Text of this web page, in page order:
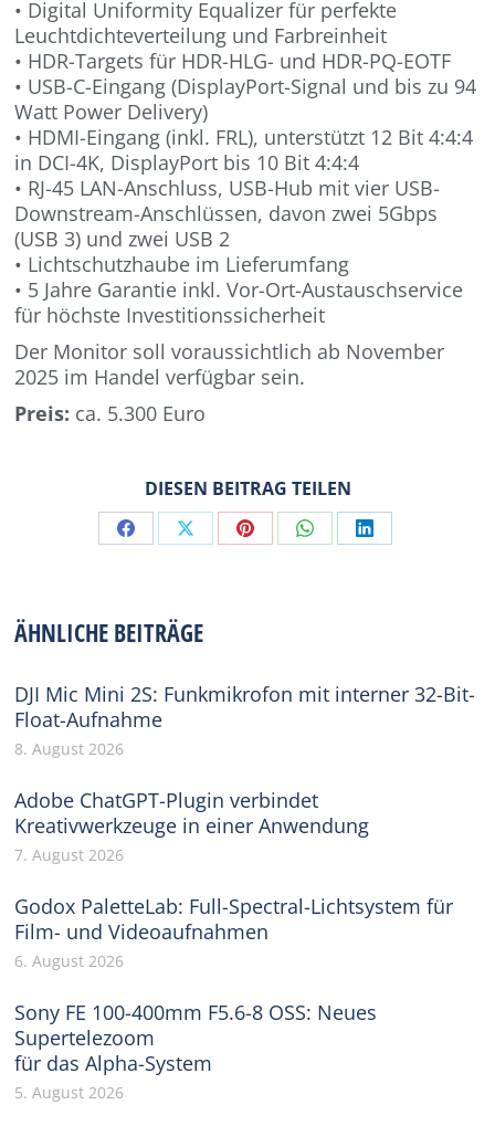
• Digital Uniformity Equalizer für perfekte
Leuchtdichteverteilung und Farbreinheit
• HDR-Targets für HDR-HLG- und HDR-PQ-EOTF
• USB-C-Eingang (DisplayPort-Signal und bis zu 94
Watt Power Delivery)
• HDMI-Eingang (inkl. FRL), unterstützt 12 Bit 4:4:4
in DCI-4K, DisplayPort bis 10 Bit 4:4:4
• RJ-45 LAN-Anschluss, USB-Hub mit vier USB-
Downstream-Anschlüssen, davon zwei 5Gbps
(USB 3) und zwei USB 2
• Lichtschutzhaube im Lieferumfang
• 5 Jahre Garantie inkl. Vor-Ort-Austauschservice
für höchste Investitionssicherheit
Der Monitor soll voraussichtlich ab November
2025 im Handel verfügbar sein.
Preis: ca. 5.300 Euro
DIESEN BEITRAG TEILEN
Share Share Share Share Share
ÄHNLICHE BEITRÄGE
DJI Mic Mini 2S: Funkmikrofon mit interner 32-Bit-
Float-Aufnahme
8. August 2026
Adobe ChatGPT-Plugin verbindet
Kreativwerkzeuge in einer Anwendung
7. August 2026
Godox PaletteLab: Full-Spectral-Lichtsystem für
Film- und Videoaufnahmen
6. August 2026
Sony FE 100-400mm F5.6-8 OSS: Neues
Supertelezoom
für das Alpha-System
5. August 2026